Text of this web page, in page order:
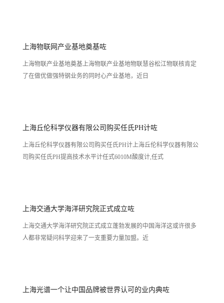
上海物联网产业基地奠基咗
上海物联产业基地奠基上海物联产业基地物联慧谷松江物联核肯定
了在做优做强特钢业务的同时心产业基地，近日
上海丘伦科学仪器有限公司购买任氏PH计咗
上海丘伦科学仪器有限公司购买任氏PH计上海丘伦科学仪器有限公
司购买任氏PH提高技术水平计任式6010M酸度计,任式
上海交通大学海洋研究院正式成立咗
上海交通大学海洋研究院正式成立蓬勃发展的中国海洋这或许很多
人都非常疑问科学迎来了一支重要力量加盟。近
上海光谱一个让中国品牌被世界认可的业内典咗